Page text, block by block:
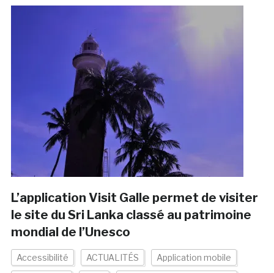
L’application Visit Galle permet de visiter
le site du Sri Lanka classé au patrimoine
mondial de l’Unesco
Accessibilité ACTUALITÉS Application mobile